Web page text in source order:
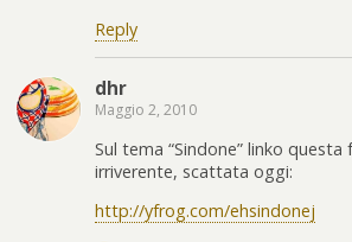
Reply
dhr
Maggio 2, 2010
Sul tema “Sindone” linko questa
irriverente, scattata oggi:
http://yfrog.com/ehsindonej